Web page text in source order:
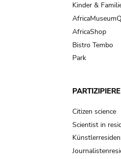
Kinder &
AfricaShop
Bistro Tembo
Park
Citizen science
Scientist in